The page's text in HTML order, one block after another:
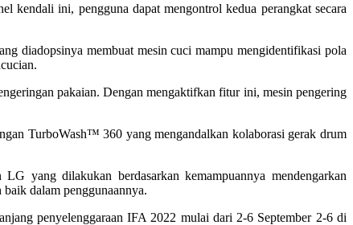
kendali ini, pengguna dapat mengontrol kedua perangkat secara
diadopsinya membuat mesin cuci mampu mengidentifikasi pola
pakaian. Dengan mengaktifkan fitur ini, mesin pengering
TurboWash™ 360 yang mengandalkan kolaborasi gerak drum
yang dilakukan berdasarkan kemampuannya mendengarkan
dalam penggunaannya.
penyelenggaraan IFA 2022 mulai dari 2-6 September 2-6 di